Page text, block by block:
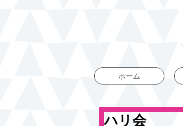
ホーム
ハリ会